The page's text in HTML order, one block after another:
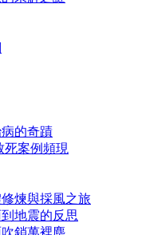
的奇蹟
死案例頻現
煉與採風之旅
地震的反思